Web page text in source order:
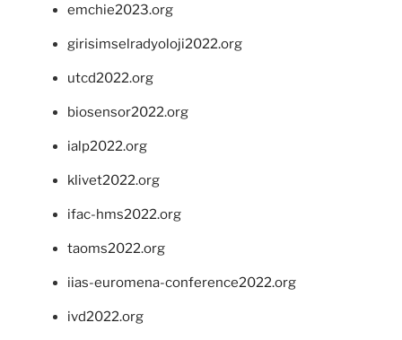
emchie2023.org
girisimselradyoloji2022.org
utcd2022.org
biosensor2022.org
ialp2022.org
klivet2022.org
ifac-hms2022.org
taoms2022.org
iias-euromena-conference2022.org
ivd2022.org